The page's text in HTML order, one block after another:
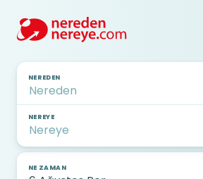
NEREDEN
NEREYE
NE ZAMAN